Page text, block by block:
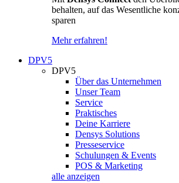
behalten, auf das Wesentliche
sparen
Mehr erfahren!
DPV5
DPV5
Über das Unternehmen
Unser Team
Service
Praktisches
Deine Karriere
Densys Solutions
Presseservice
Schulungen & Events
POS & Marketing
alle anzeigen